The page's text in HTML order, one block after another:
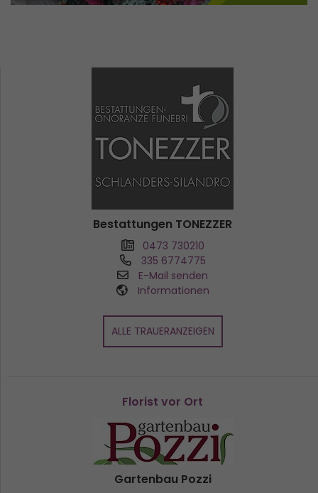
Bestattungen TONEZZER
0473 730210
335 6774775
E-Mail senden
Informationen
ALLE TRAUERANZEIGEN
Florist vor Ort
Gartenbau Pozzi